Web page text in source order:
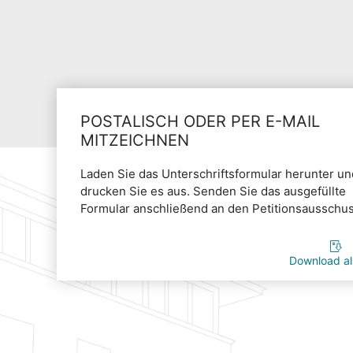
POSTALISCH ODER PER E-MAIL
MITZEICHNEN
Laden Sie das Unterschriftsformular herunter
drucken Sie es aus. Senden Sie das ausgefüllte
Formular anschließend an den
Download